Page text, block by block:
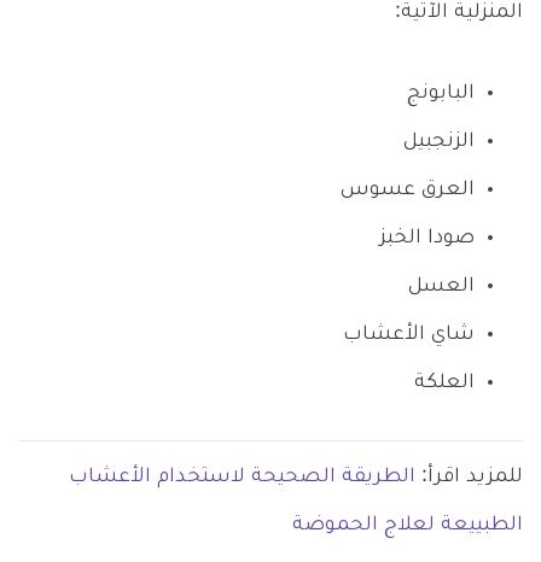
المنزلية الآتية:
البابونج
الزنجبيل
العرق عسوس
صودا الخبز
العسل
شاي الأعشاب
العلكة
للمزيد اقرأ: الطريقة الصحيحة لاستخدام الأعشاب
الطبييعة لعلاج الحموضة